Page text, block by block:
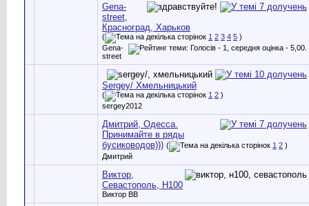
Gena-
street,
Красноград, Харьков
( 1 2 3 4 5 )
Gena-
street
Sergey/ Хмельницький
( 1 2 )
sergey2012
Дмитрий, Одесса.
Принимайте в ряды
бусиководов))) ( 1 2 )
Дмитрий
Виктор,
Севастополь, Н100
Виктор ВВ